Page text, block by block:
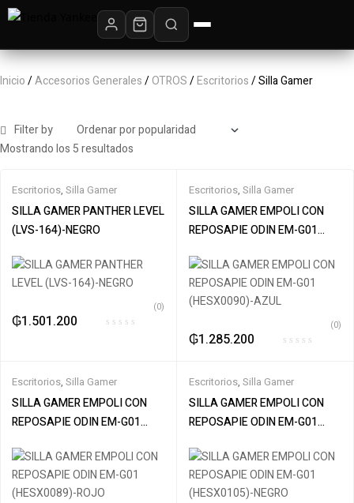
Inicio/Accesorios Generales/OTROS/Escritorios/ Silla Gamer
Filter by
Mostrando los 5 resultados
Escritorios, Silla Gamer
SILLA GAMER PANTHER LEVEL
(LVS-164)-NEGRO
₲1.501.200
(0)
Escritorios, Silla Gamer
SILLA GAMER EMPOLI CON
REPOSAPIE ODIN EM-G01
₲1.285.200
(0)
Escritorios, Silla Gamer
SILLA GAMER EMPOLI CON
REPOSAPIE ODIN EM-G01
Escritorios, Silla Gamer
SILLA GAMER EMPOLI CON
REPOSAPIE ODIN EM-G01